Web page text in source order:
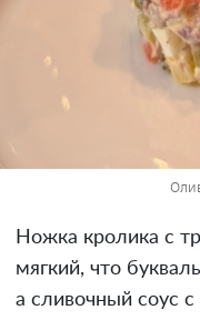
Ножка кролика с
мягкий, что
а сливочный соус